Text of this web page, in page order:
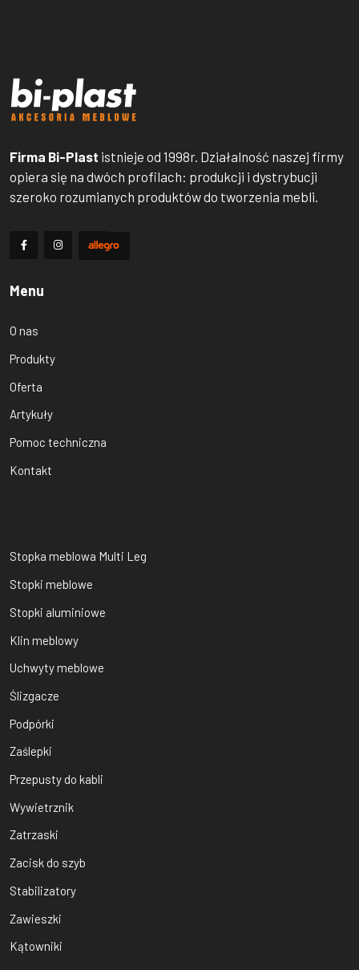
Firma Bi-Plast istnieje od 1998r. Działalność naszej firmy
opiera się na dwóch profilach: produkcji i dystrybucji
szeroko rozumianych produktów do tworzenia mebli.
Menu
O nas
Produkty
Oferta
Artykuły
Pomoc techniczna
Kontakt
Stopka meblowa Multi Leg
Stopki meblowe
Stopki aluminiowe
Klin meblowy
Uchwyty meblowe
Ślizgacze
Podpórki
Zaślepki
Przepusty do kabli
Wywietrznik
Zatrzaski
Zacisk do szyb
Stabilizatory
Zawieszki
Kątowniki